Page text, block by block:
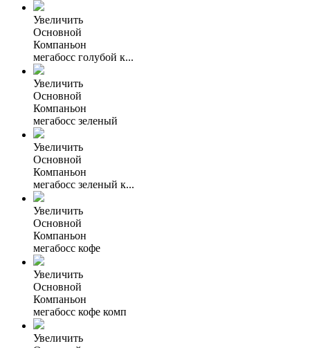
Увеличить
Основной
Компаньон
мегабосс голубой к...
Увеличить
Основной
Компаньон
мегабосс зеленый
Увеличить
Основной
Компаньон
мегабосс зеленый к...
Увеличить
Основной
Компаньон
мегабосс кофе
Увеличить
Основной
Компаньон
мегабосс кофе комп
Увеличить